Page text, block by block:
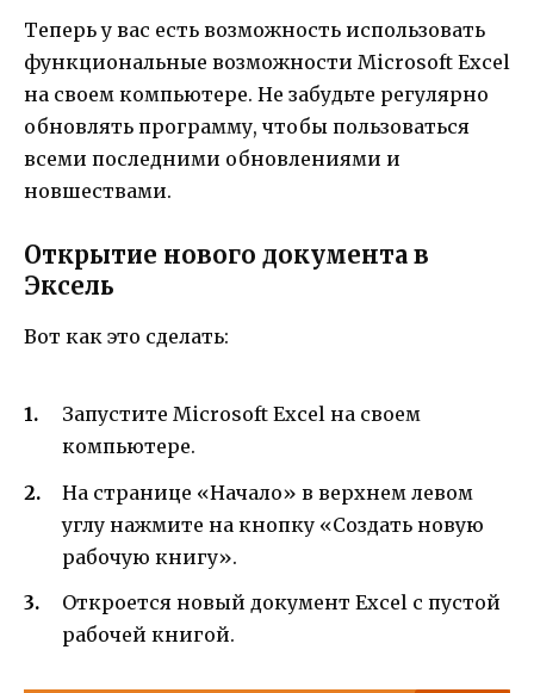
Теперь у вас есть возможность использовать
функциональные возможности Microsoft Excel
на своем компьютере. Не забудьте регулярно
обновлять программу, чтобы пользоваться
всеми последними обновлениями и
новшествами.
Открытие нового документа в
Эксель
Вот как это сделать:
Запустите Microsoft Excel на своем
компьютере.
На странице «Начало» в верхнем левом
углу нажмите на кнопку «Создать новую
рабочую книгу».
Откроется новый документ Excel с пустой
рабочей книгой.